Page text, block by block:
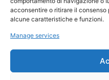
acconsentire o ritirare il
alcune caratteristiche e funzioni.
Manage services
FIAT 500C Hybrid